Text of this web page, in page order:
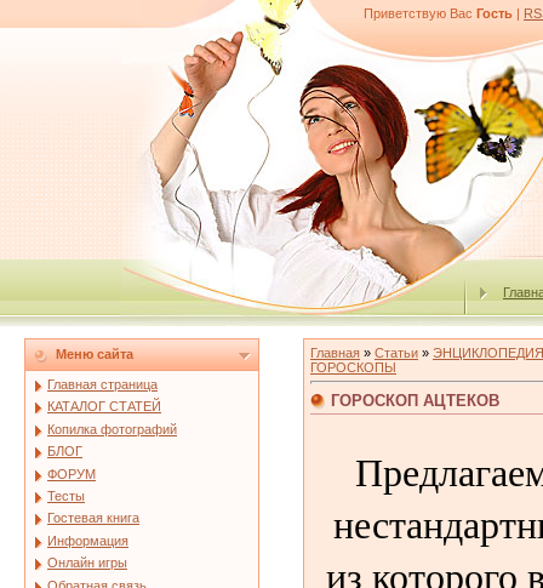
Приветствую Вас Гость |
Меню сайта
Главная страница
КАТАЛОГ СТАТЕЙ
Копилка фотографий
БЛОГ
ФОРУМ
Тесты
Гостевая книга
Информация
Онлайн игры
Обратная связь
Главная » Статьи »
ГОРОСКОПЫ
ГОРОСКОП АЦТЕКОВ
из которого